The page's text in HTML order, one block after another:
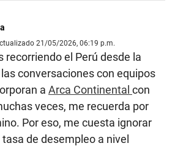
21/05/2026, 06:19 p.m.
recorriendo el Perú desde la
conversaciones con equipos
a Arca Continental con
veces, me recuerda por
Por eso, me cuesta ignorar
tasa de desempleo a nivel